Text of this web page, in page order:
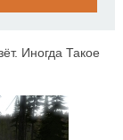
Иногда Такое